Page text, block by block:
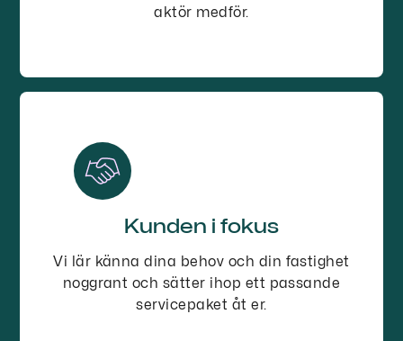
aktör medför.
Kunden i fokus
Vi lär känna dina behov och din fastighet
noggrant och sätter ihop ett passande
servicepaket åt er.